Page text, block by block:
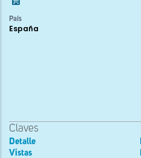
País
España
Claves
Detalle
Vistas